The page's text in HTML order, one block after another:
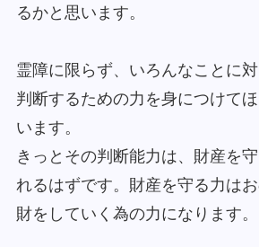
るかと思います。
霊障に限らず、いろんなことに
判断するための力を身につけて
います。
きっとその判断能力は、財産を
れるはずです。財産を守る力は
財をしていく為の力になります。